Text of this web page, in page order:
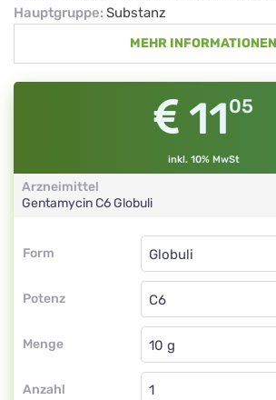
Hauptgruppe: Substanz
MEHR INFORMATIONEN
1105
inkl. 10% MwSt
Arzneimittel
GentamycinC6Globuli
Form
Form
Potenz
Globuli
C6
Menge
Globuli
Anzahl